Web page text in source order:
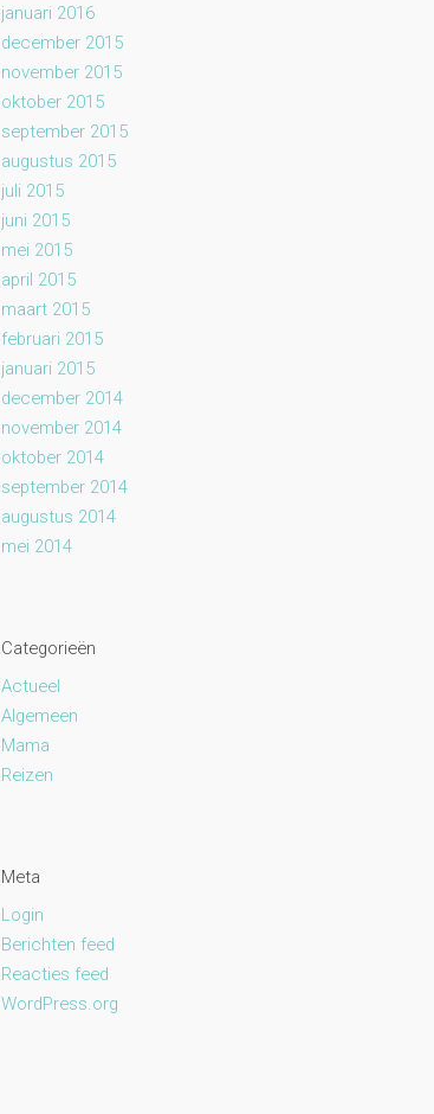
januari 2016
december 2015
november 2015
oktober 2015
september 2015
augustus 2015
juli 2015
juni 2015
mei 2015
april 2015
maart 2015
februari 2015
januari 2015
december 2014
november 2014
oktober 2014
september 2014
augustus 2014
mei 2014
Categorieën
Actueel
Algemeen
Mama
Reizen
Meta
Login
Berichten feed
Reacties feed
WordPress.org